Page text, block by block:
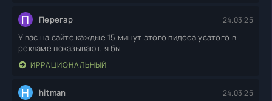
П Перегар 24.03.25
У вас на сайте каждые 15 минут этого пидоса усатого в
рекламе показывают, я бы
ИРРАЦИОНАЛЬНЫЙ
H hitman 24.03.25